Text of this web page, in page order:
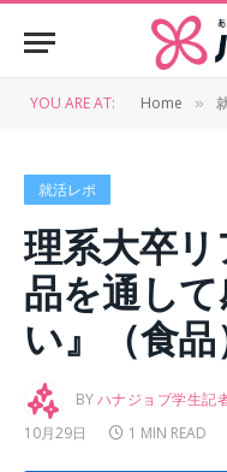
YOU ARE AT: Home »
就活レポ
理系大卒
品を通し
い』（食品
BYハナジョブ学生記
10月29日
1 MIN READ